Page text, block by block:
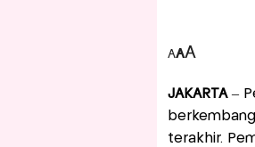
AAA
JAKARTA–
terakhir.